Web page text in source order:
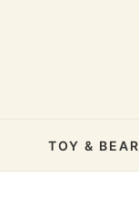
TOY & BEAR